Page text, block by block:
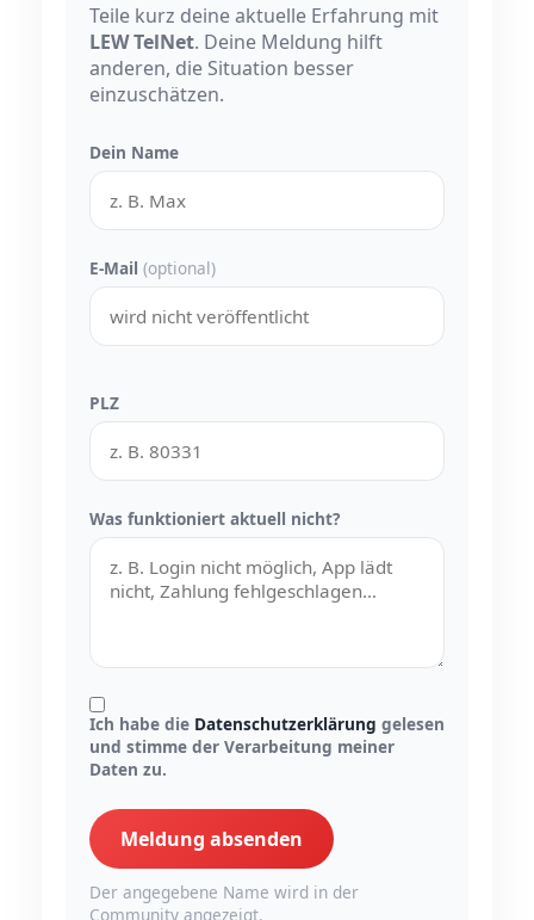
Teile kurz deine aktuelle Erfahrung mit
LEW TelNet. Deine Meldung hilft
anderen, die Situation besser
einzuschätzen.
Dein Name
E-Mail (optional)
PLZ
Was funktioniert aktuell nicht?
Ich habe die Datenschutzerklärung gelesen
und stimme der Verarbeitung meiner
Daten zu.
Meldung absenden
Der angegebene Name wird in der
Community angezeigt.